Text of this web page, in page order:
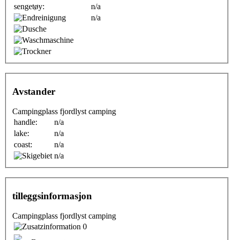
sengetøy:
n/a
n/a
Avstander
Campingplass fjordlyst camping
handle:
n/a
lake:
n/a
coast:
n/a
n/a
tilleggsinformasjon
Campingplass fjordlyst camping
0